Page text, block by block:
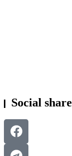
Social share